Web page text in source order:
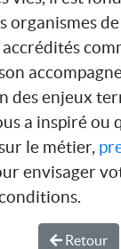
organismes
des enjeux
a inspiré ou
le métier,
envisager
Retour